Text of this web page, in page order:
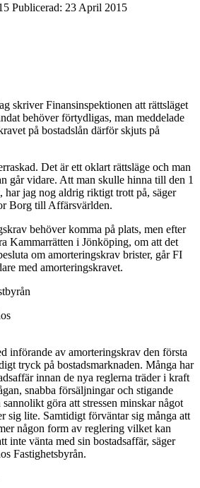
Publicerad: 23 April 2015
skriver Finansinspektionen att rättsläget
behöver förtydligas, man meddelade
på bostadslån därför skjuts på
Det är ett oklart rättsläge och man
går vidare. Att man skulle hinna till den 1
har jag nog aldrig riktigt trott på, säger
Borg till Affärsvärlden.
behöver komma på plats, men efter
Kammarrätten i Jönköping, om att det
om amorteringskrav brister, går FI
med amorteringskravet.
införande av amorteringskrav den första
tryck på bostadsmarknaden. Många har
innan de nya reglerna träder i kraft
snabba försäljningar och stigande
göra att stressen minskar något
sig lite. Samtidigt förväntar sig många att
någon form av reglering vilket kan
inte vänta med sin bostadsaffär, säger
Fastighetsbyrån.